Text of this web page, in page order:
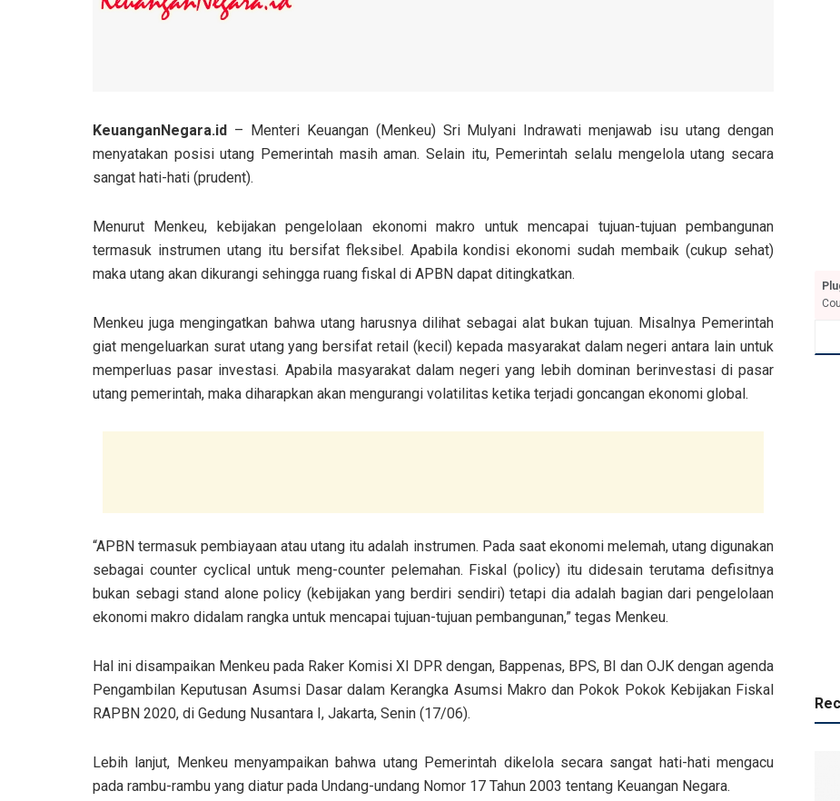
KeuanganNegara.id – Menteri Keuangan (Menkeu) Sri Mulyani Indrawati menjawab isu utang dengan
menyatakan posisi utang Pemerintah masih aman. Selain itu, Pemerintah selalu mengelola utang secara
sangat hati-hati (prudent).
Menurut Menkeu, kebijakan pengelolaan ekonomi makro untuk mencapai tujuan-tujuan pembangunan
termasuk instrumen utang itu bersifat fleksibel. Apabila kondisi ekonomi sudah membaik (cukup sehat)
maka utang akan dikurangi sehingga ruang fiskal di APBN dapat ditingkatkan.
Menkeu juga mengingatkan bahwa utang harusnya dilihat sebagai alat bukan tujuan. Misalnya Pemerintah
giat mengeluarkan surat utang yang bersifat retail (kecil) kepada masyarakat dalam negeri antara lain untuk
memperluas pasar investasi. Apabila masyarakat dalam negeri yang lebih dominan berinvestasi di pasar
utang pemerintah, maka diharapkan akan mengurangi volatilitas ketika terjadi goncangan ekonomi global.
“APBN termasuk pembiayaan atau utang itu adalah instrumen. Pada saat ekonomi melemah, utang digunakan
sebagai counter cyclical untuk meng-counter pelemahan. Fiskal (policy) itu didesain terutama defisitnya
bukan sebagi stand alone policy (kebijakan yang berdiri sendiri) tetapi dia adalah bagian dari pengelolaan
ekonomi makro didalam rangka untuk mencapai tujuan-tujuan pembangunan,” tegas Menkeu.
Hal ini disampaikan Menkeu pada Raker Komisi XI DPR dengan, Bappenas, BPS, BI dan OJK dengan agenda
Pengambilan Keputusan Asumsi Dasar dalam Kerangka Asumsi Makro dan Pokok Pokok Kebijakan Fiskal
RAPBN 2020, di Gedung Nusantara I, Jakarta, Senin (17/06).
Lebih lanjut, Menkeu menyampaikan bahwa utang Pemerintah dikelola secara sangat hati-hati mengacu
pada rambu-rambu yang diatur pada Undang-undang Nomor 17 Tahun 2003 tentang Keuangan Negara.